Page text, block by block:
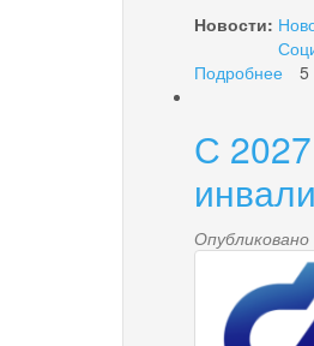
Новости:
Подробнее
года
84
5
С